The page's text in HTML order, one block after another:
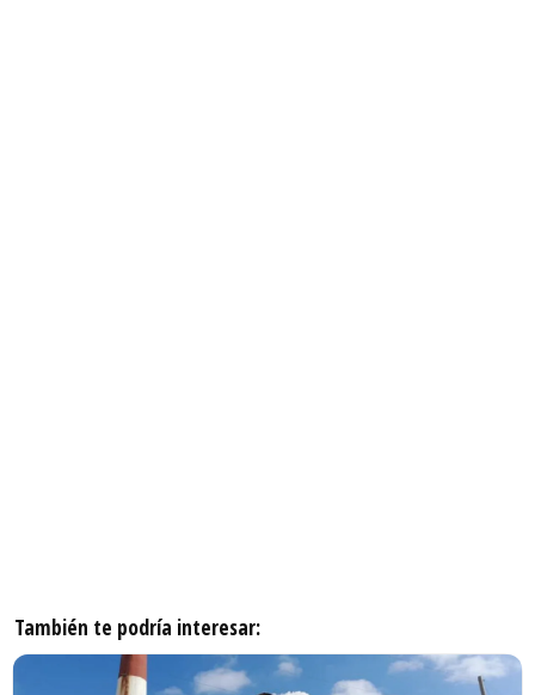
También te podría interesar: